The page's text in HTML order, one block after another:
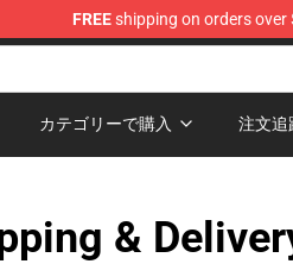
FREEshipping on orders over
カテゴリーで購入 注文追
&